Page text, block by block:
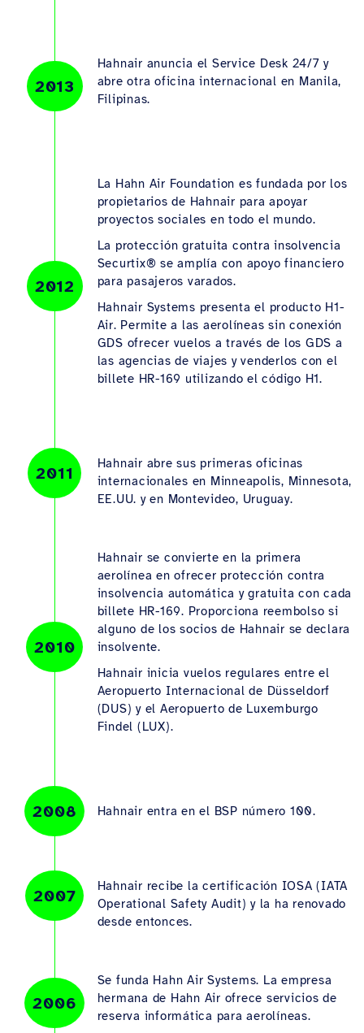
2013
Hahnair anuncia el Service Desk 24/7 y
abre otra oficina internacional en Manila,
Filipinas.
2012
La Hahn Air Foundation es fundada por los
propietarios de Hahnair para apoyar
proyectos sociales en todo el mundo.
La protección gratuita contra insolvencia
Securtix® se amplía con apoyo financiero
para pasajeros varados.
Hahnair Systems presenta el producto H1-
Air. Permite a las aerolíneas sin conexión
GDS ofrecer vuelos a través de los GDS a
las agencias de viajes y venderlos con el
billete HR-169 utilizando el código H1.
2011
Hahnair abre sus primeras oficinas
internacionales en Minneapolis, Minnesota,
EE.UU. y en Montevideo, Uruguay.
2010
Hahnair se convierte en la primera
aerolínea en ofrecer protección contra
insolvencia automática y gratuita con cada
billete HR-169. Proporciona reembolso si
alguno de los socios de Hahnair se declara
insolvente.
Hahnair inicia vuelos regulares entre el
Aeropuerto Internacional de Düsseldorf
(DUS) y el Aeropuerto de Luxemburgo
Findel (LUX).
2008 Hahnair entra en el BSP número 100.
2007
Hahnair recibe la certificación IOSA (IATA
Operational Safety Audit) y la ha renovado
desde entonces.
2006
Se funda Hahn Air Systems. La empresa
hermana de Hahn Air ofrece servicios de
reserva informática para aerolíneas.